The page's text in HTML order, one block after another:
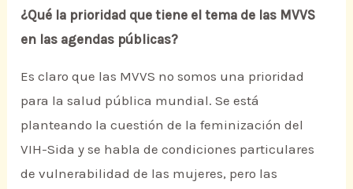
¿Qué la prioridad que tiene el tema de las MVVS
en las agendas públicas?
Es claro que las MVVS no somos una prioridad
para la salud pública mundial. Se está
planteando la cuestión de la feminización del
VIH-Sida y se habla de condiciones particulares
de vulnerabilidad de las mujeres, pero las